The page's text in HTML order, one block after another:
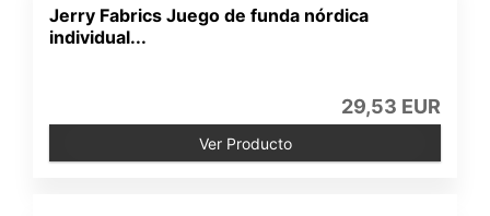
Jerry Fabrics Juego de funda nórdica
individual...
29,53 EUR
Ver Producto